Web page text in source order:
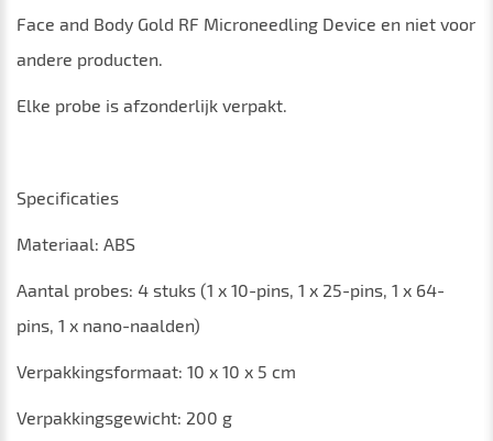
Face and Body Gold RF Microneedling Device en niet voor
andere producten.
Elke probe is afzonderlijk verpakt.
Specificaties
Materiaal: ABS
Aantal probes: 4 stuks (1 x 10-pins, 1 x 25-pins, 1 x 64-
pins, 1 x nano-naalden)
Verpakkingsformaat: 10 x 10 x 5 cm
Verpakkingsgewicht: 200 g